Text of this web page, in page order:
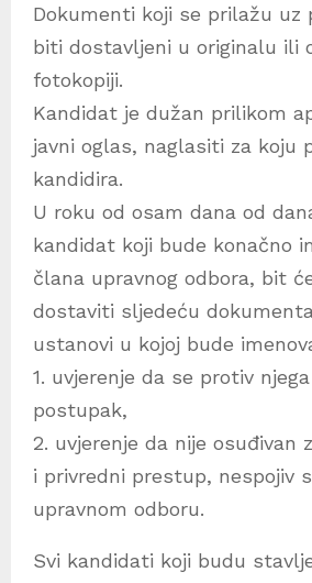
Dokumenti koji se prilažu uz
biti dostavljeni u originalu ili
fotokopiji.
Kandidat je dužan prilikom
javni oglas, naglasiti za koju
kandidira.
U roku od osam dana od
kandidat koji bude konačno
člana upravnog odbora, bit
dostaviti sljedeću
ustanovi u kojoj bude
1. uvjerenje da se protiv
postupak,
2. uvjerenje da nije osuđivan
i privredni prestup, nespojiv
upravnom odboru.
Svi kandidati koji budu